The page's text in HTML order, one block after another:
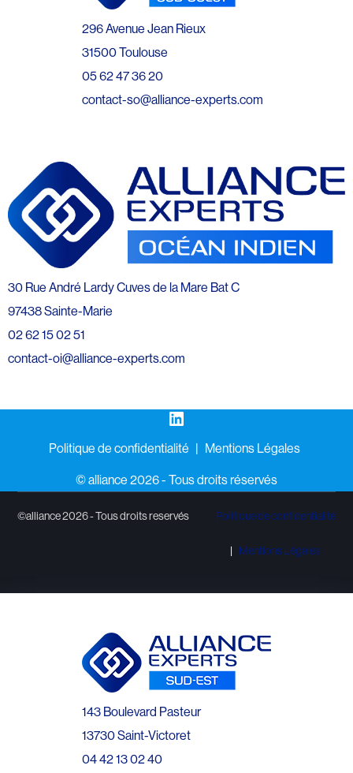
296 Avenue Jean Rieux
31500 Toulouse
05 62 47 36 20
contact-so@alliance-experts.com
30 Rue André Lardy Cuves de la Mare Bat C
97438 Sainte-Marie
02 62 15 02 51
contact-oi@alliance-experts.com
LinkedIn
Politique de confidentialité
Mentions Légales
©️ alliance 2026 - Tous droits réservés
©alliance 2026 - Tous droits reservés Politique de confidentialité
Mentions Légales
143 Boulevard Pasteur
13730 Saint-Victoret
04 42 13 02 40